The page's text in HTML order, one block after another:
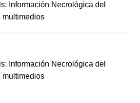
Información Necrológica del
multimedios
Información Necrológica del
multimedios